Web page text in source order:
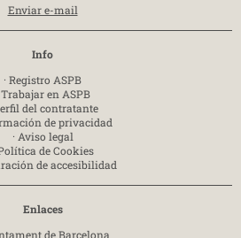
Enviar e-mail
Info
· Registro ASPB
Trabajar en ASPB
del contratante
de privacidad
· Aviso legal
de Cookies
de accesibilidad
Enlaces
de Barcelona